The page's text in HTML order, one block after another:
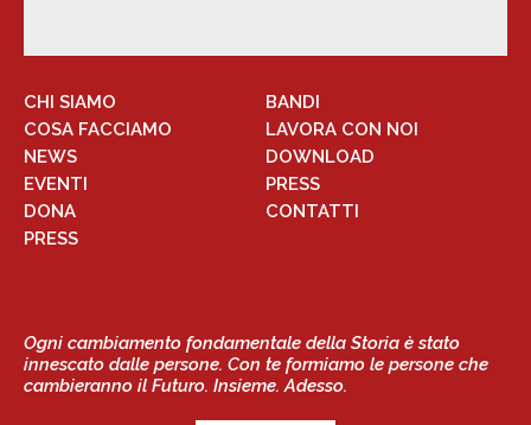
CHI SIAMO
COSA FACCIAMO
NEWS
EVENTI
DONA
PRESS
BANDI
LAVORA CON NOI
DOWNLOAD
PRESS
CONTATTI
Ogni cambiamento fondamentale della Storia è stato
innescato dalle persone. Con te formiamo le persone che
cambieranno il Futuro. Insieme. Adesso.